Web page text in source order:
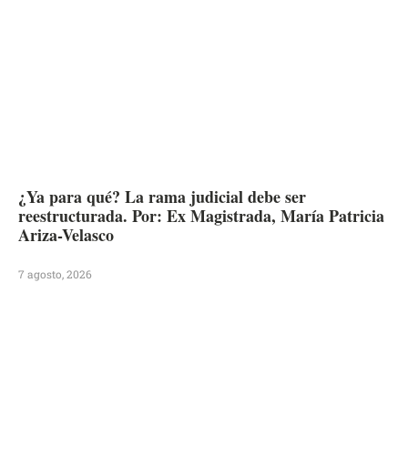
¿Ya para qué? La rama judicial debe ser
reestructurada. Por: Ex Magistrada, María Patricia
Ariza-Velasco
7 agosto, 2026